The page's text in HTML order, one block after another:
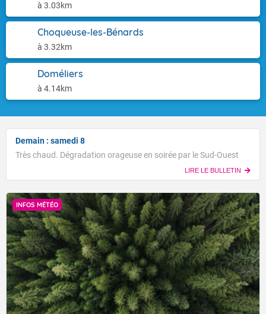
à 3.03km
Choqueuse-les-Bénards
à 3.32km
Doméliers
à 4.14km
Demain : samedi 8
Très chaud. Dégradation orageuse en soirée par le Sud-Ouest
LIRE LE BULLETIN
INFOS MÉTÉO